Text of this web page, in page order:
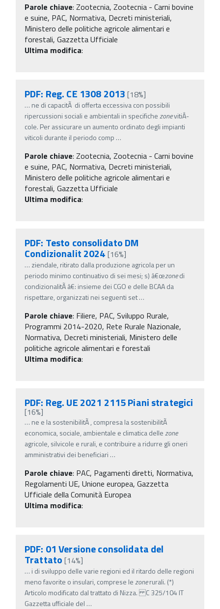
Parole chiave: Zootecnia, Zootecnia - Carni bovine
e suine, PAC, Normativa, Decreti ministeriali,
Ministero delle politiche agricole alimentari e
forestali, Gazzetta Ufficiale
Ultima modifica:
PDF: Reg. CE 1308 2013 [18%]
… ne di capacitÃ di offerta eccessiva con possibili
ripercussioni sociali e ambientali in specifichezonevitiÂ­
cole. Per assicurare un aumento ordinato degli impianti
viticoli durante il periodo comp …
Parole chiave: Zootecnia, Zootecnia - Carni bovine
e suine, PAC, Normativa, Decreti ministeriali,
Ministero delle politiche agricole alimentari e
forestali, Gazzetta Ufficiale
Ultima modifica:
PDF: Testo consolidato DM
Condizionalit 2024 [16%]
… ziendale, ritirato dalla produzione agricola per un
periodo minimo continuativo di sei mesi; s) â€œzonedi
condizionalitÃ â€: insieme dei CGO e delle BCAA da
rispettare, organizzati nei seguenti set…
Parole chiave: Filiere, PAC, Sviluppo Rurale,
Programmi 2014-2020, Rete Rurale Nazionale,
Normativa, Decreti ministeriali, Ministero delle
politiche agricole alimentari e forestali
Ultima modifica:
PDF: Reg. UE 2021 2115 Piani strategici
[16%]
… ne e la sostenibilitÃ , compresa la sostenibilitÃ
economica, sociale, ambientale e climatica dellezone
agricole, silvicole e rurali, e contribuire a ridurre gli oneri
amministrativi dei beneficiari …
Parole chiave: PAC, Pagamenti diretti, Normativa,
Regolamenti UE, Unione europea, Gazzetta
Ufficiale della Comunità Europea
Ultima modifica:
PDF: 01 Versione consolidata del
Trattato [14%]
… i di sviluppo delle varie regioni ed il ritardo delle regioni
meno favorite o insulari, comprese lezonerurali. (*)
Articolo modificato dal trattato di Nizza. C 325/104 IT
Gazzetta ufficiale del …